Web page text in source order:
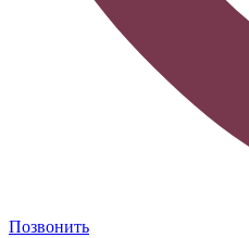
Позвонить